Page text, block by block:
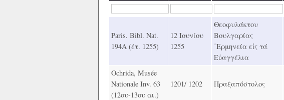
Paris. Bibl. Nat.
194Α (έτ. 1255)
12 Ιουνίου
1255
Θεοφυλάκτου
Βουλγαρίας
῾Ερμηνεία εἰς τά
Εὐαγγέλια
Ochrida, Musée
Nationale Inv. 63
(12ου-13ου αι.)
1201/ 1202 Πραξαπόστολος